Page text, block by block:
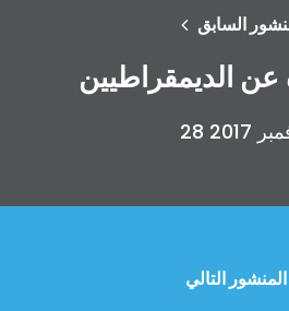
السابق
عن الديمقراطيين
2017
المنشور التالي